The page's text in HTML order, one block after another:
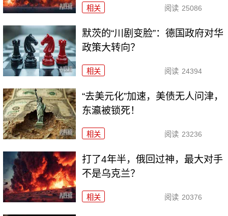
相关 阅读 25086
默茨的“川剧变脸”：德国政府对华
政策大转向？
相关 阅读 24394
“去美元化”加速，美债无人问津，
东瀛被锁死！
相关 阅读 23236
打了4年半，俄回过神，最大对手
不是乌克兰？
相关 阅读 20376